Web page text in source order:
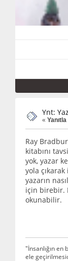
Ynt:
«
Ray
kitabını
yok, yazar
yola
yazarın
için birebir.
okunabilir.
"İnsanlığın
ele